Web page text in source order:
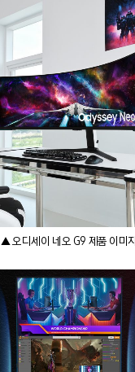
▲ 오디세이 네오 G9 제품 이미지